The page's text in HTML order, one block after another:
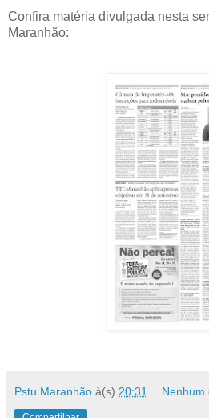
Confira matéria divulgada nesta
Maranhão:
Pstu Maranhão à(s) 20:31 Nenhum